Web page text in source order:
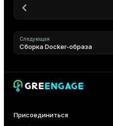
Следующая
Сборка Docker-образа
Присоединиться